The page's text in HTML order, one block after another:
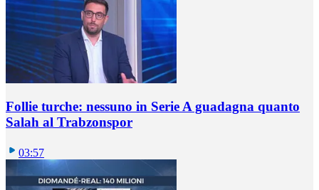
Follie turche: nessuno in Serie A guadagna quanto
Salah al Trabzonspor
03:57